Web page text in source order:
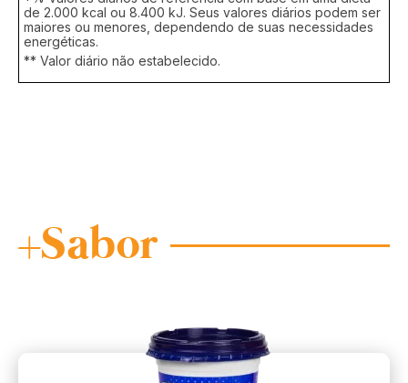
de 2.000 kcal ou 8.400 kJ. Seus valores diários podem ser
maiores ou menores, dependendo de suas necessidades
energéticas.
** Valor diário não estabelecido.
+Sabor